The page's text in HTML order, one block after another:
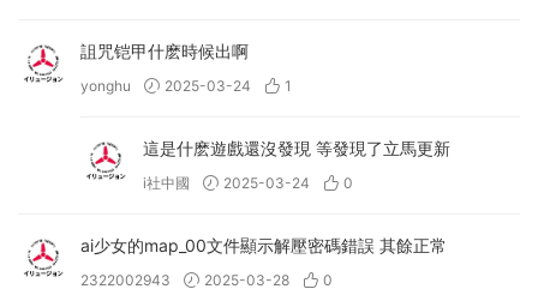
詛咒铠甲什麽時候出啊
yonghu 2025-03-24 1
這是什麽遊戲還沒發現 等發現了立馬更新
i社中國 2025-03-24 0
ai少女的map_00文件顯示解壓密碼錯誤 其餘正常
2322002943 2025-03-28 0